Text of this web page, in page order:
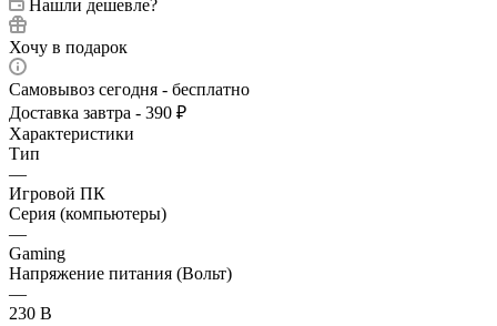
Нашли дешевле?
Хочу в подарок
Самовывоз сегодня - бесплатно
Доставка завтра - 390 ₽
Характеристики
Тип
—
Игровой ПК
Серия (компьютеры)
—
Gaming
Напряжение питания (Вольт)
—
230 В